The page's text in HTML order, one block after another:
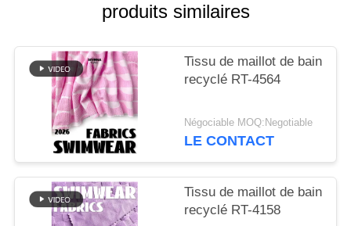
PRIVACY
POLICY
produits similaires
Tissu de maillot de bain
recyclé RT-4564
Négociable MOQ:Negotiable
LE CONTACT
Tissu de maillot de bain
recyclé RT-4158